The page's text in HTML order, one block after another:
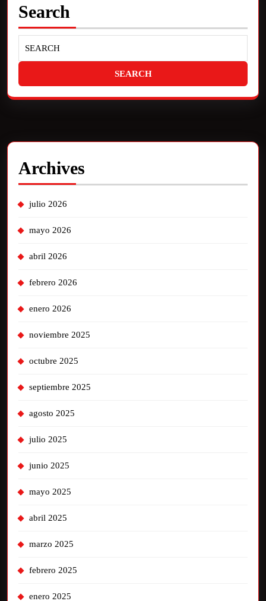
Search
Archives
julio 2026
mayo 2026
abril 2026
febrero 2026
enero 2026
noviembre 2025
octubre 2025
septiembre 2025
agosto 2025
julio 2025
junio 2025
mayo 2025
abril 2025
marzo 2025
febrero 2025
enero 2025